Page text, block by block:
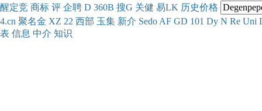
醒定竞 商标 评 企聘 D 360B 搜G 关健 易LK 历史价格
4.cn 聚名金 XZ 22 西部 玉集 新介 Sedo AF GD 101 Dy N Re Uni
表 信息 中介 知识